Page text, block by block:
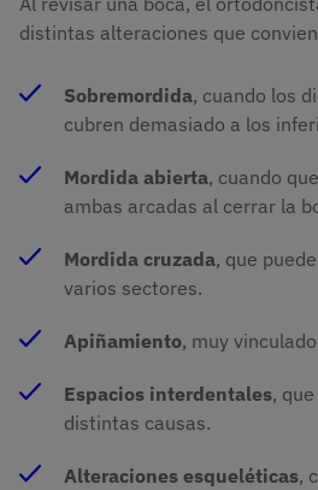
distintas alteraciones que
Sobremordida, cuando los
cubren demasiado a los
Mordida abierta, cuando
ambas arcadas al cerrar la
Mordida cruzada, que
varios sectores.
Apiñamiento, muy
Espacios interdentales,
distintas causas.
Alteraciones esqueléticas,